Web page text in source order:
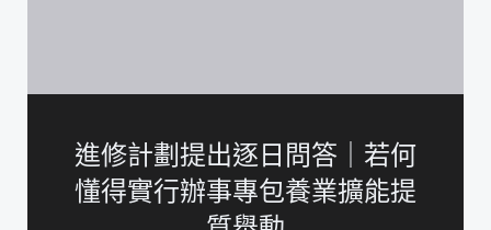
進修計劃提出逐日問答｜若何
懂得實行辦事專包養業擴能提